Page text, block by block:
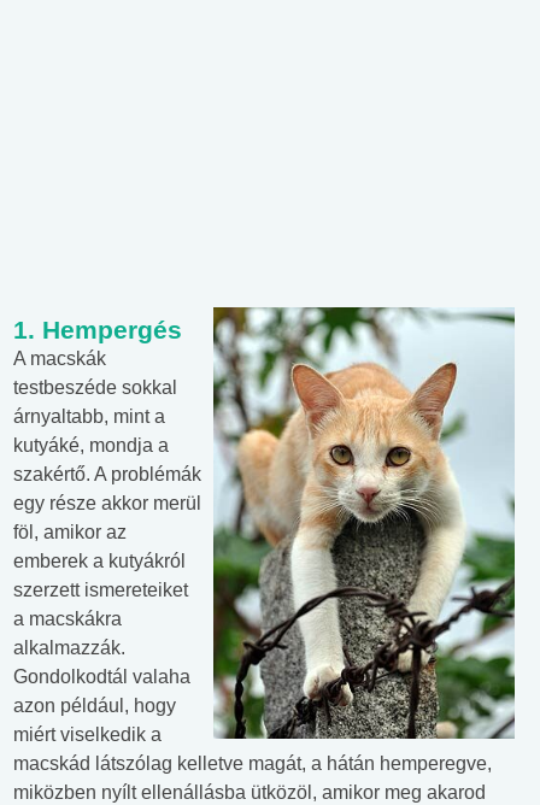
1. Hempergés
A macskák
testbeszéde sokkal
árnyaltabb, mint a
kutyáké, mondja a
szakértő. A problémák
egy része akkor merül
föl, amikor az
emberek a kutyákról
szerzett ismereteiket
a macskákra
alkalmazzák.
Gondolkodtál valaha
azon például, hogy
miért viselkedik a
macskád látszólag kelletve magát, a hátán hemperegve,
miközben nyílt ellenállásba ütközöl, amikor meg akarod